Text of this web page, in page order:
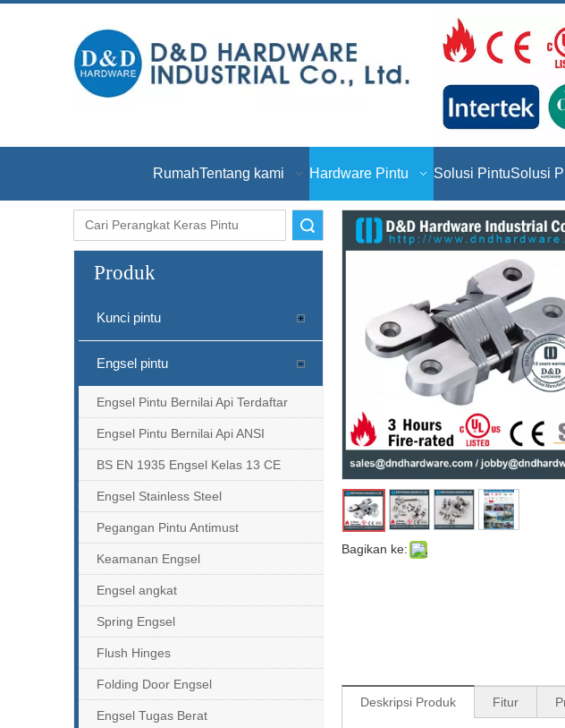
RumahTentang kami Hardware Pintu Solusi PintuSolusi
Pencarian
Produk
Kunci pintu
Engsel pintu
Engsel Pintu Bernilai Api Terdaftar
Engsel Pintu Bernilai Api ANSI
BS EN 1935 Engsel Kelas 13 CE
Engsel Stainless Steel
Pegangan Pintu Antimust
Keamanan Engsel
Engsel angkat
Spring Engsel
Flush Hinges
Folding Door Engsel
Engsel Tugas Berat
Bagikan ke:
Deskripsi Produk Fitur